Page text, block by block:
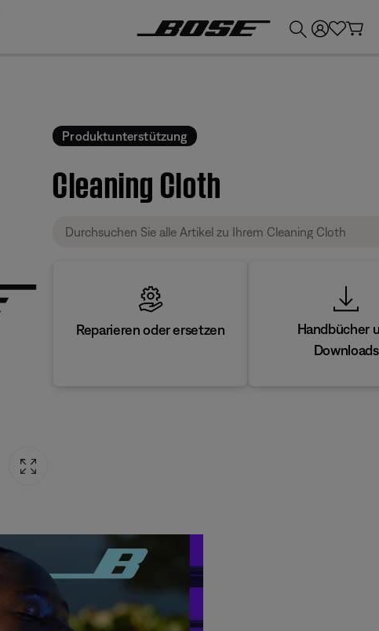
Produktunterstützung
Cleaning Cloth
Reparieren oder ersetzen
Handbücher
Downloads